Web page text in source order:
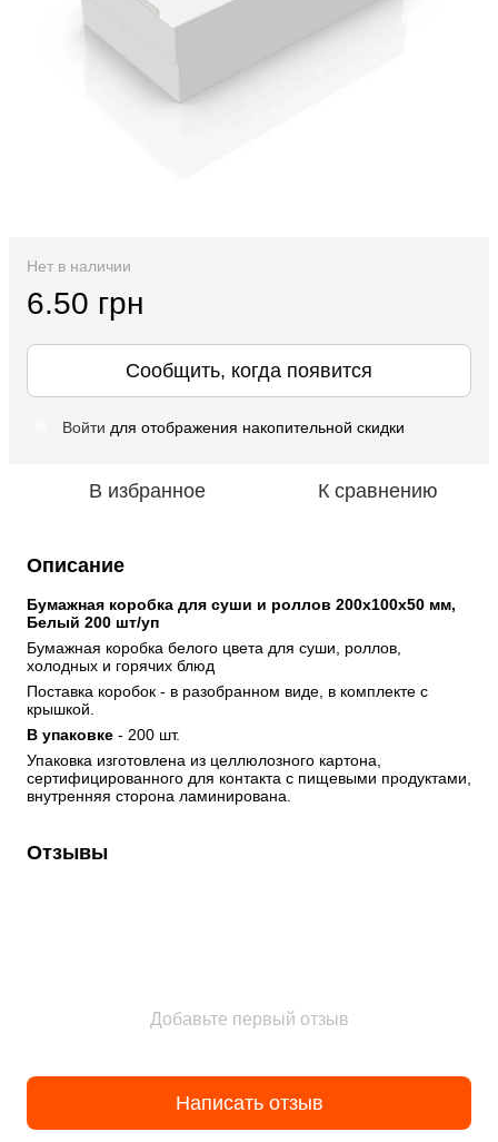
Нет в наличии
6.50 грн
Сообщить, когда появится
Войти для отображения накопительной скидки
В избранное К сравнению
Описание
Бумажная коробка для суши и роллов 200х100х50 мм,
Белый 200 шт/уп
Бумажная коробка белого цвета для суши, роллов,
холодных и горячих блюд
Поставка коробок - в разобранном виде, в комплекте с
крышкой.
В упаковке - 200 шт.
Упаковка изготовлена из целлюлозного картона,
сертифицированного для контакта с пищевыми продуктами,
внутренняя сторона ламинирована.
Отзывы
Добавьте первый отзыв
Написать отзыв